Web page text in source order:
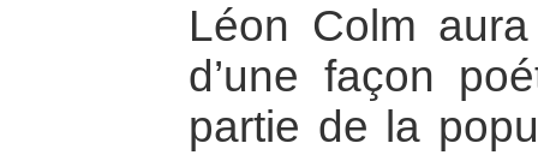
Léon Colm
d’une façon
partie de la